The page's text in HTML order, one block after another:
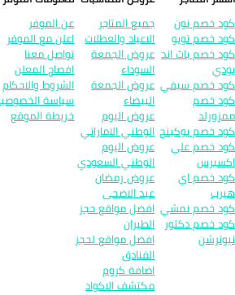
خصم نون
خصم تويو
خصم باث اند
خصم سيفي
خصم
خصم بوكينج
خصم علي
خصم اي
خصم نمشي
خصم دكتور
جميع المتاجر
الاعياد والعطلات
عروض الجمعة
السوداء
عروض الجمعة
البيضاء
عروض اليوم
الوطني الاماراتي
عروض اليوم
الوطني السعودي
عروض رمضان
عيد الاضحى
افضل مواقع حجز
الطيران
افضل مواقع لحجز
الفنادق
اضافة كروم
مكتشف الاكواد
عن الموفر
اعلن مع الموفر
تواصل معنا
افصاح المعلن
الشروط والاحكام
سياسة الخصوصية
خريطة الموقع